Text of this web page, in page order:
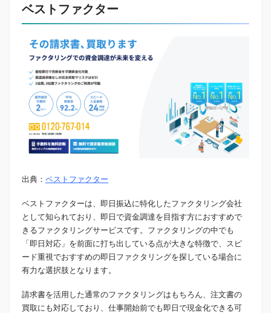
ベストファクター
出典： ベストファクター
ベストファクターは、即日振込に特化したファクタリング会社
として知られており、即日で資金調達を目指す方におすすめで
きるファクタリングサービスです。ファクタリングの中でも
「即日対応」を前面に打ち出している点が大きな特徴で、スピ
ード重視でおすすめの即日ファクタリングを探している場合に
有力な選択肢となります。
請求書を活用した通常のファクタリングはもちろん、注文書の
買取にも対応しており、仕事開始前でも即日で現金化できる可